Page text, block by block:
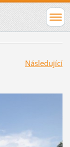
Následující